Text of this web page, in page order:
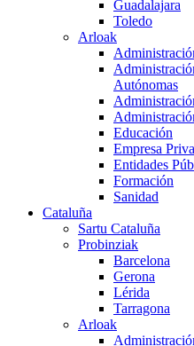
Guadalajara
Toledo
Arloak
Autónomas
Educación
Empresa
Entidades
Formación
Sanidad
Cataluña
Sartu Cataluña
Probinziak
Barcelona
Gerona
Lérida
Tarragona
Arloak